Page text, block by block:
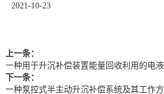
2021-10-23
上一条：
一种用于升沉补偿装置能量回收利用的电
下一条：
一种泵控式半主动升沉补偿系统及其工作